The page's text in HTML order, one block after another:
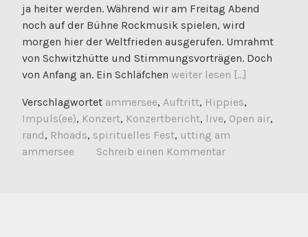
ja heiter werden. Während wir am Freitag Abend
noch auf der Bühne Rockmusik spielen, wird
morgen hier der Weltfrieden ausgerufen. Umrahmt
von Schwitzhütte und Stimmungsvorträgen. Doch
von Anfang an. Ein Schläfchen weiter lesen [...]
Verschlagwortet ammersee, Auftritt, Hippies,
Impuls(ee), Konzert, Konzertbericht, live, Open air,
rand, Rhoads, spirituelles Fest, utting am
ammersee
Schreib einen Kommentar